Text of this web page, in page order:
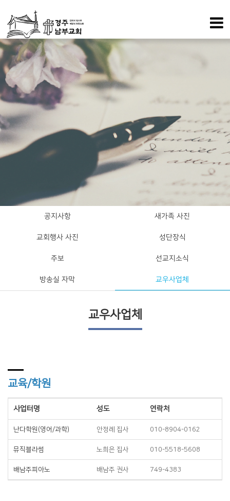
공지사항 새가족 사진
교회행사 사진 성단장식
주보 선교지소식
방송실 자막 교우사업체
교우사업체
교육/학원
사업터명 성도 연락처
난다학원(영어/과학) 안정례 집사 010-8904-0162
뮤직블라썸 노희은 집사 010-5518-5608
배남주피아노 배남주 권사 749-4383